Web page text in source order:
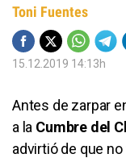
Toni Fuentes
15.12.2019 14:13h
Antes de zarpar
a la Cumbre del
advirtió de que